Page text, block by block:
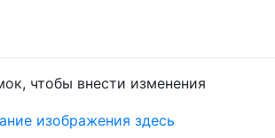
чтобы внести изменения